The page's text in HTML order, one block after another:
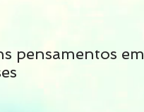
pensamentos em